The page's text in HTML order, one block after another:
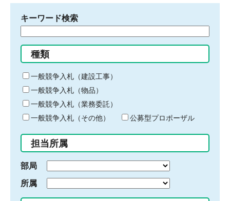
キーワード検索
る
キ
ー
ワ
ー
ド
入
力
種類
一般競争入札（建設工事）
一般競争入札（物品）
一般競争入札（業務委託）
一般競争入札（その他）
公募型プロポーザル
担当所属
部局
所属